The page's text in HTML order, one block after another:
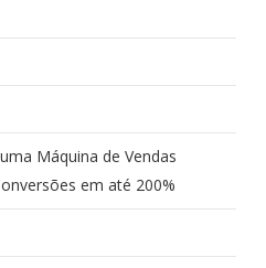
Máquina de Vendas
em até 200%